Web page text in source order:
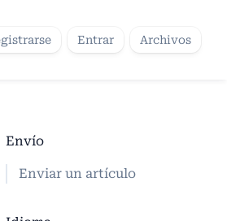
Entrar Archivos
Envío
Enviar un artículo